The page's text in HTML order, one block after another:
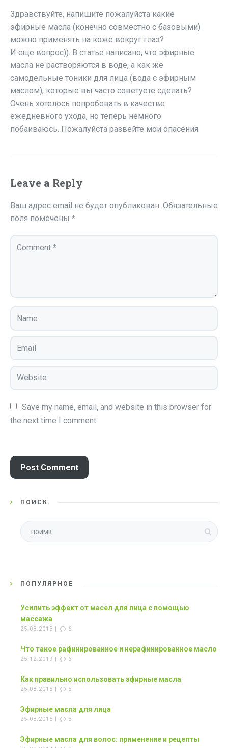
Здравствуйте, напишите пожалуйста какие
эфирные масла (конечно совместно с базовыми)
можно применять на коже вокруг глаз?
И еще вопрос)). В статье написано, что эфирные
масла не растворяются в воде, а как же
самодельные тоники для лица (вода с эфирным
маслом), которые вы часто советуете сделать?
Очень хотелось попробовать в качестве
ежедневного ухода, но теперь немного
побаиваюсь. Пожалуйста развейте мои опасения.
Leave a Reply
Ваш адрес email не будет опубликован. Обязательные
поля помечены *
Save my name, email, and website in this browser for
the next time I comment.
ПОИСК
ПОПУЛЯРНОЕ
Усилить эффект от масел для лица с помощью
массажа
25.08.2013 | 6
Что такое рафинированное и нерафинированное масло
25.12.2019 | 6
Как правильно использовать эфирные масла
25.08.2015 | 5
Эфирные масла для лица
25.08.2015 | 3
Эфирные масла для волос: применение и рецепты